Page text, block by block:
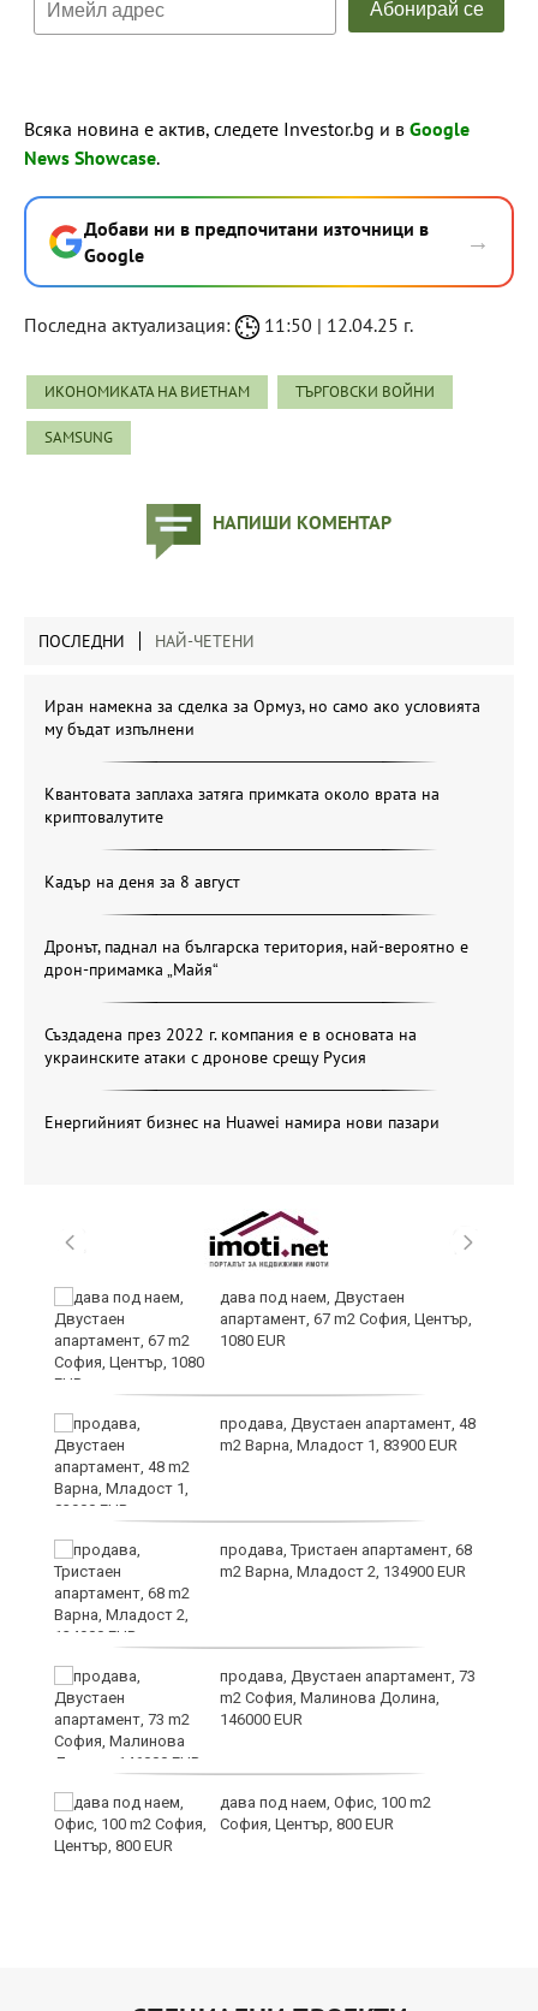
Всяка новина е актив, следете Investor.bg и в Google
News Showcase.
Добави ни в предпочитани източници в
Google
→
Последна актуализация: 11:50 | 12.04.25 г.
ИКОНОМИКАТА НА ВИЕТНАМ ТЪРГОВСКИ ВОЙНИ
SAMSUNG
НАПИШИ КОМЕНТАР
ПОСЛЕДНИ НАЙ-ЧЕТЕНИ
Иран намекна за сделка за Ормуз, но само ако условията
му бъдат изпълнени
Квантовата заплаха затяга примката около врата на
криптовалутите
Кадър на деня за 8 август
Дронът, паднал на българска територия, най-вероятно е
дрон-примамка „Майя“
Създадена през 2022 г. компания е в основата на
украинските атаки с дронове срещу Русия
Енергийният бизнес на Huawei намира нови пазари
дава под наем, Двустаен
апартамент, 67 m2 София, Център,
1080 EUR
продава, Двустаен апартамент, 48
m2 Варна, Младост 1, 83900 EUR
продава, Тристаен апартамент, 68
m2 Варна, Младост 2, 134900 EUR
продава, Двустаен апартамент, 73
m2 София, Малинова Долина,
146000 EUR
дава под наем, Офис, 100 m2
София, Център, 800 EUR